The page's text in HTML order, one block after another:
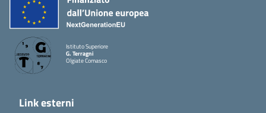
Istituto Superiore
G. Terragni
Olgiate Comasco
Link esterni